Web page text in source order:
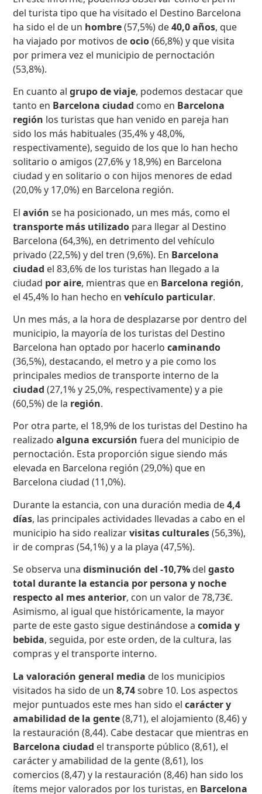
del turista tipo que ha visitado el Destino Barcelona
ha sido el de un hombre(57,5%) de40,0 años, que
ha viajado por motivos deocio(66,8%) y que visita
por primera vez el municipio de pernoctación
(53,8%).
En cuanto algrupo de viaje, podemos destacar que
tanto en Barcelona ciudad como en Barcelona
región los turistas que han venido en pareja han
sido los más habituales (35,4% y 48,0%,
respectivamente), seguido de los que lo han hecho
solitario o amigos (27,6% y 18,9%) en Barcelona
ciudad y en solitario o con hijos menores de edad
(20,0% y 17,0%) en Barcelona región.
El avión se ha posicionado, un mes más, como el
transporte más utilizado para llegar al Destino
Barcelona (64,3%), en detrimento del vehículo
privado (22,5%) y del tren (9,6%). En Barcelona
ciudad el 83,6% de los turistas han llegado a la
ciudad por aire, mientras que en Barcelona región,
el 45,4% lo han hecho envehículo particular.
Un mes más, a la hora de desplazarse por dentro del
municipio, la mayoría de los turistas del Destino
Barcelona han optado por hacerlocaminando
(36,5%), destacando, el metro y a pie como los
principales medios de transporte interno de la
ciudad(27,1% y 25,0%, respectivamente) y a pie
(60,5%) de la región.
Por otra parte, el 18,9% de los turistas del Destino ha
realizadoalguna excursión fuera del municipio de
pernoctación. Esta proporción sigue siendo más
elevada en Barcelona región (29,0%) que en
Barcelona ciudad (11,0%).
Durante la estancia, con una duración media de4,4
días, las principales actividades llevadas a cabo en el
municipio ha sido realizarvisitas culturales(56,3%),
ir de compras (54,1%) y a la playa (47,5%).
Se observa unadisminución del -10,7% delgasto
total durante la estancia por persona y noche
respecto al mes anterior, con un valor de 78,73€.
Asimismo, al igual que históricamente, la mayor
parte de este gasto sigue destinándose acomida y
bebida, seguida, por este orden, de la cultura, las
compras y el transporte interno.
La valoración general media de los municipios
visitados ha sido de un8,74sobre 10. Los aspectos
mejor puntuados este mes han sido elcarácter y
amabilidad de la gente(8,71), el alojamiento (8,46) y
la restauración (8,44). Cabe destacar que mientras en
Barcelona ciudad el transporte público (8,61), el
carácter y amabilidad de la gente (8,61), los
comercios (8,47) y la restauración (8,46) han sido los
ítems mejor valorados por los turistas, en Barcelona